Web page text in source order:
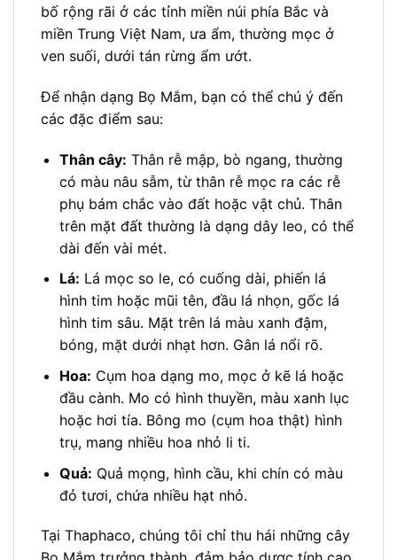
bố rộng rãi ở các tỉnh miền núi phía Bắc và
miền Trung Việt Nam, ưa ẩm, thường mọc ở
ven suối, dưới tán rừng ẩm ướt.
Để nhận dạng Bọ Mắm, bạn có thể chú ý đến
các đặc điểm sau:
Thân cây: Thân rễ mập, bò ngang, thường
có màu nâu sẫm, từ thân rễ mọc ra các rễ
phụ bám chắc vào đất hoặc vật chủ. Thân
trên mặt đất thường là dạng dây leo, có thể
dài đến vài mét.
Lá: Lá mọc so le, có cuống dài, phiến lá
hình tim hoặc mũi tên, đầu lá nhọn, gốc lá
hình tim sâu. Mặt trên lá màu xanh đậm,
bóng, mặt dưới nhạt hơn. Gân lá nổi rõ.
Hoa: Cụm hoa dạng mo, mọc ở kẽ lá hoặc
đầu cành. Mo có hình thuyền, màu xanh lục
hoặc hơi tía. Bông mo (cụm hoa thật) hình
trụ, mang nhiều hoa nhỏ li ti.
Quả: Quả mọng, hình cầu, khi chín có màu
đỏ tươi, chứa nhiều hạt nhỏ.
Tại Thaphaco, chúng tôi chỉ thu hái những cây